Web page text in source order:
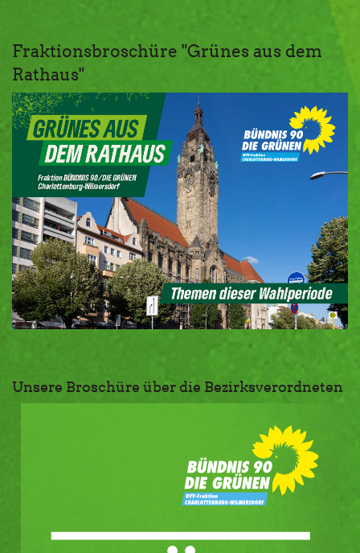
Fraktionsbroschüre "Grünes aus dem
Rathaus"
Unsere Broschüre über die Bezirksverordneten